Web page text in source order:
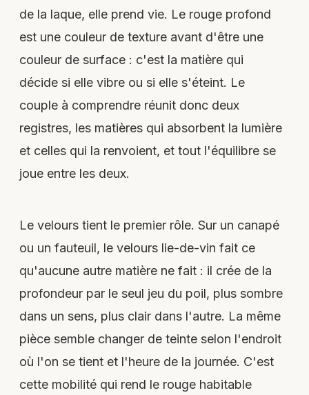
de la laque, elle prend vie. Le rouge profond
est une couleur de texture avant d'être une
couleur de surface : c'est la matière qui
décide si elle vibre ou si elle s'éteint. Le
couple à comprendre réunit donc deux
registres, les matières qui absorbent la lumière
et celles qui la renvoient, et tout l'équilibre se
joue entre les deux.
Le velours tient le premier rôle. Sur un canapé
ou un fauteuil, le velours lie-de-vin fait ce
qu'aucune autre matière ne fait : il crée de la
profondeur par le seul jeu du poil, plus sombre
dans un sens, plus clair dans l'autre. La même
pièce semble changer de teinte selon l'endroit
où l'on se tient et l'heure de la journée. C'est
cette mobilité qui rend le rouge habitable